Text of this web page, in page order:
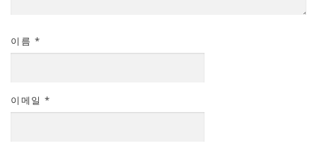
이름 *
이메일 *